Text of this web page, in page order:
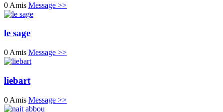
0 Amis Message >>
le sage
0 Amis Message >>
liebart
0 Amis Message >>